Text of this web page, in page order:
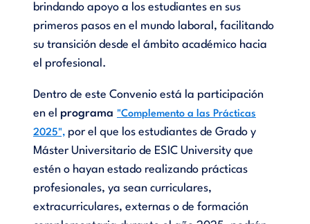
brindando apoyo a los estudiantes en sus
primeros pasos en el mundo laboral, facilitando
su transición desde el ámbito académico hacia
el profesional.
Dentro de este Convenio está la participación
en el programa "Complemento a las Prácticas
2025",por el que los estudiantes de Grado y
Máster Universitario de ESIC University que
estén o hayan estado realizando prácticas
profesionales, ya sean curriculares,
extracurriculares, externas o de formación